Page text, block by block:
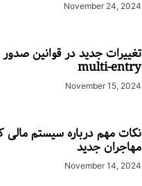
November 24, 2024
تغییرات جدید در قوانین صدور
multi-entry
November 15, 2024
نکات مهم درباره سیستم مالی
مهاجران جدید
November 14, 2024